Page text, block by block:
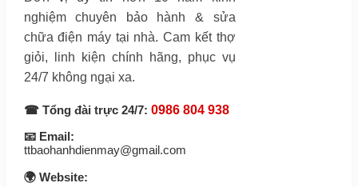
nghiệm chuyên bảo hành & sửa
chữa điện máy tại nhà. Cam kết thợ
giỏi, linh kiện chính hãng, phục vụ
24/7 không ngại xa.
☎ Tổng đài trực 24/7: 0986 804 938
📧 Email:
ttbaohanhdienmay@gmail.com
🌍 Website: